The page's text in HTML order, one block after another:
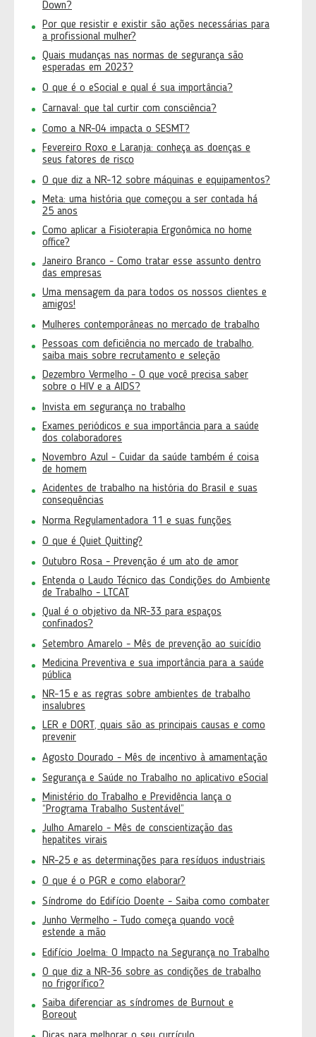
Down?
Por que resistir e existir são ações necessárias para
a profissional mulher?
Quais mudanças nas normas de segurança são
esperadas em 2023?
O que é o eSocial e qual é sua importância?
Carnaval: que tal curtir com consciência?
Como a NR-04 impacta o SESMT?
Fevereiro Roxo e Laranja: conheça as doenças e
seus fatores de risco
O que diz a NR-12 sobre máquinas e equipamentos?
Meta: uma história que começou a ser contada há
25 anos
Como aplicar a Fisioterapia Ergonômica no home
office?
Janeiro Branco - Como tratar esse assunto dentro
das empresas
Uma mensagem da para todos os nossos clientes e
amigos!
Mulheres contemporâneas no mercado de trabalho
Pessoas com deficiência no mercado de trabalho,
saiba mais sobre recrutamento e seleção
Dezembro Vermelho - O que você precisa saber
sobre o HIV e a AIDS?
Invista em segurança no trabalho
Exames periódicos e sua importância para a saúde
dos colaboradores
Novembro Azul - Cuidar da saúde também é coisa
de homem
Acidentes de trabalho na história do Brasil e suas
consequências
Norma Regulamentadora 11 e suas funções
O que é Quiet Quitting?
Outubro Rosa - Prevenção é um ato de amor
Entenda o Laudo Técnico das Condições do Ambiente
de Trabalho - LTCAT
Qual é o objetivo da NR-33 para espaços
confinados?
Setembro Amarelo - Mês de prevenção ao suicídio
Medicina Preventiva e sua importância para a saúde
pública
NR-15 e as regras sobre ambientes de trabalho
insalubres
LER e DORT, quais são as principais causas e como
prevenir
Agosto Dourado - Mês de incentivo à amamentação
Segurança e Saúde no Trabalho no aplicativo eSocial
Ministério do Trabalho e Previdência lança o
“Programa Trabalho Sustentável”
Julho Amarelo - Mês de conscientização das
hepatites virais
NR-25 e as determinações para resíduos industriais
O que é o PGR e como elaborar?
Síndrome do Edifício Doente - Saiba como combater
Junho Vermelho - Tudo começa quando você
estende a mão
Edifício Joelma: O Impacto na Segurança no Trabalho
O que diz a NR-36 sobre as condições de trabalho
no frigorífico?
Saiba diferenciar as síndromes de Burnout e
Boreout